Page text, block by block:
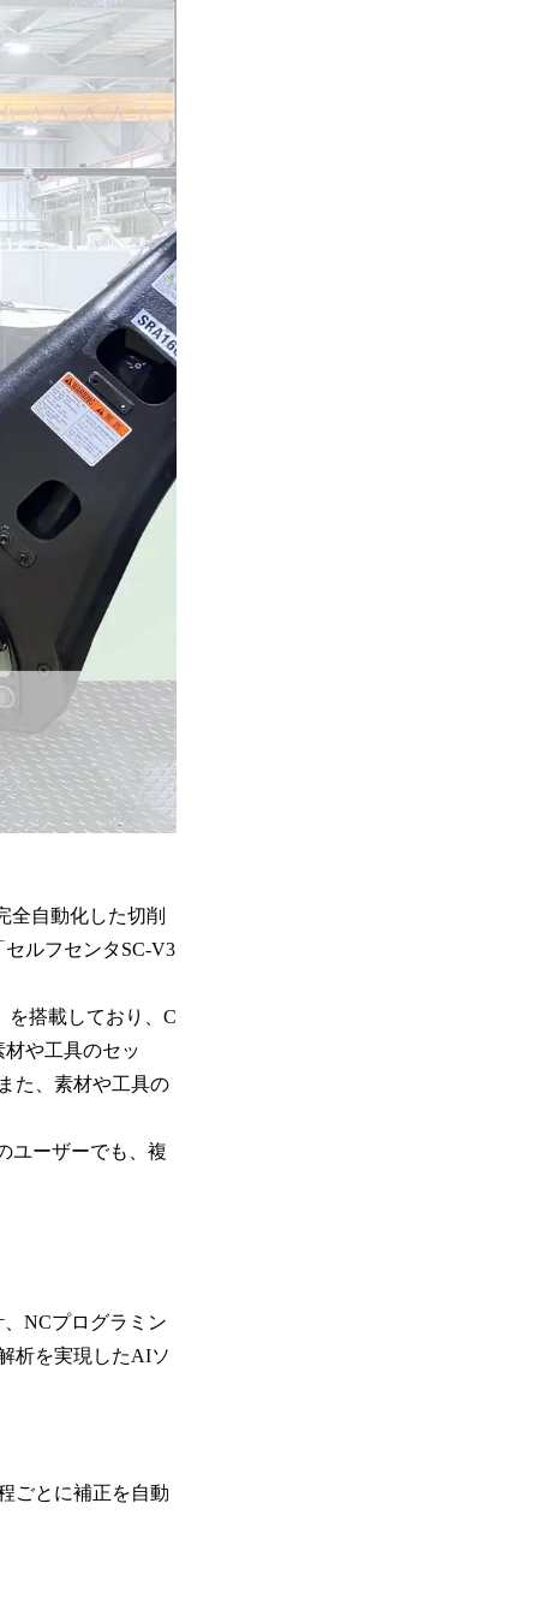
全自動化した切削
ルフセンタSC-V3
を搭載しており、C
や工具のセッ
た、素材や工具の
ユーザーでも、複
NCプログラミン
析を実現したAIソ
ごとに補正を自動